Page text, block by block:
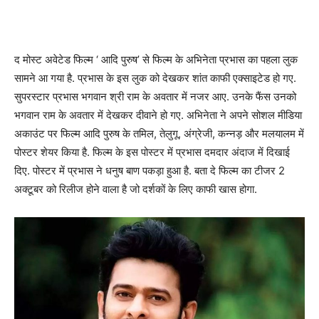
द मोस्ट अवेटेड फिल्म ‘ आदि पुरुष’ से फिल्म के अभिनेता प्रभास का पहला लुक
सामने आ गया है. प्रभास के इस लुक को देखकर शांत काफी एक्साइटेड हो गए.
सुपरस्टार प्रभास भगवान श्री राम के अवतार में नजर आए. उनके फैंस उनको
भगवान राम के अवतार में देखकर दीवाने हो गए. अभिनेता ने अपने सोशल मीडिया
अकाउंट पर फिल्म आदि पुरुष के तमिल, तेलुगू, अंग्रेजी, कन्नड़ और मलयालम में
पोस्टर शेयर किया है. फिल्म के इस पोस्टर में प्रभास दमदार अंदाज में दिखाई
दिए. पोस्टर में प्रभास ने धनुष बाण पकड़ा हुआ है. बता दे फिल्म का टीजर 2
अक्टूबर को रिलीज होने वाला है जो दर्शकों के लिए काफी खास होगा.